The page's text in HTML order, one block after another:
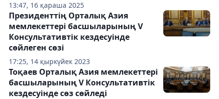
13:47, 16 қараша 2025
17:25, 14 қыркүйек 2023
Президенттің Орталық Азия
мемлекеттері басшыларының V
Консультативтік кездесуінде
сөйлеген сөзі
Тоқаев Орталық Азия мемлекеттері
басшыларының V Консультативтік
кездесуінде сөз сөйледі